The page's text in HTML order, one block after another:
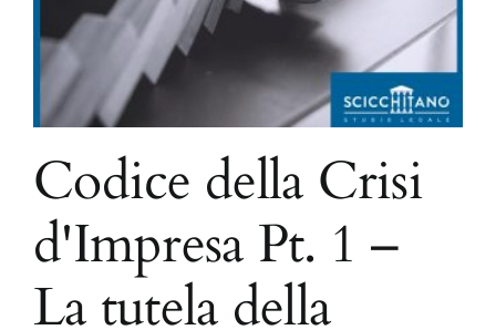
Codice della Crisi
d'Impresa Pt. 1 –
La tutela della